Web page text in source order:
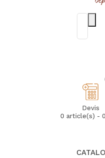
Devis
0 article(s) -